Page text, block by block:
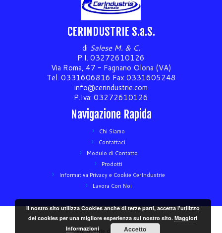
CERINDUSTRIE S.a.S.
di Salese M. & C.
P.I. 03272610126
Via Roma, 47 - Fagnano Olona (VA)
Tel. 0331606816 Fax 0331605248
info@cerindustrie.com
P.Iva: 03272610126
Navigazione Rapida
Chi Siamo
Contattaci
Modulo di Contatto
Prodotti
Informativa Privacy e Cookie CerIndustrie
Lavora Con Noi
Cerindustrie di Salese M. & C
Il nostro sito utilizza Cookies anche di terze parti, accetta l'utilizzo
dei cookies per una migliore esperienza sul nostro sito.Maggiori
Informazioni
Accetto